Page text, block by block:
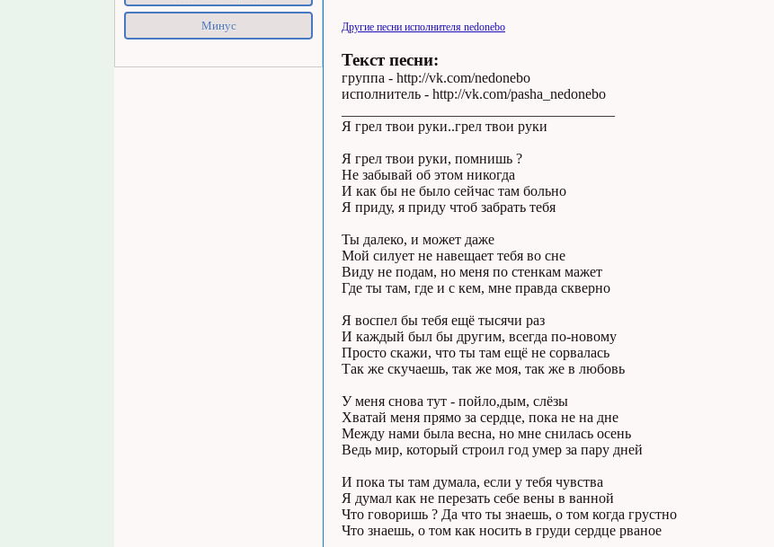
Минус Другие песни исполнителя nedonebo
Текст песни:
группа - http://vk.com/nedonebo
исполнитель - http://vk.com/pasha_nedonebo
Я грел твои руки..грел твои руки
Я грел твои руки, помнишь ?
Не забывай об этом никогда
И как бы не было сейчас там больно
Я приду, я приду чтоб забрать тебя
Ты далеко, и может даже
Мой силует не навещает тебя во сне
Виду не подам, но меня по стенкам мажет
Где ты там, где и с кем, мне правда скверно
Я воспел бы тебя ещё тысячи раз
И каждый был бы другим, всегда по-новому
Просто скажи, что ты там ещё не сорвалась
Так же скучаешь, так же моя, так же в любовь
У меня снова тут - пойло,дым, слёзы
Хватай меня прямо за сердце, пока не на дне
Между нами была весна, но мне снилась осень
Ведь мир, который строил год умер за пару дней
И пока ты там думала, если у тебя чувства
Я думал как не перезать себе вены в ванной
Что говоришь ? Да что ты знаешь, о том когда грустно
Что знаешь, о том как носить в груди сердце рваное